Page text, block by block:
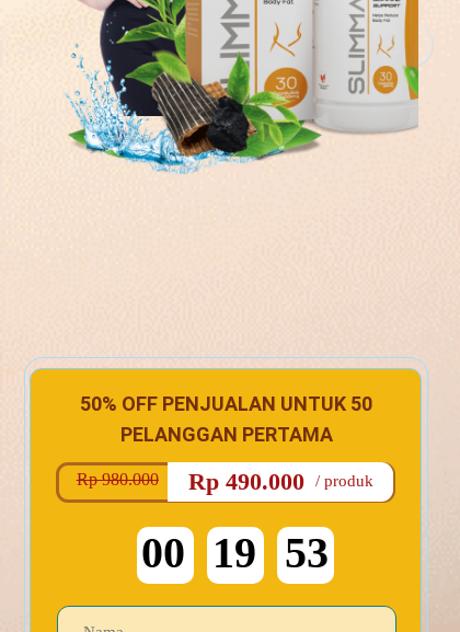
50% OFF PENJUALAN UNTUK 50
PELANGGAN PERTAMA
Rp 980.000 Rp 490.000
00 19 52
/ produk